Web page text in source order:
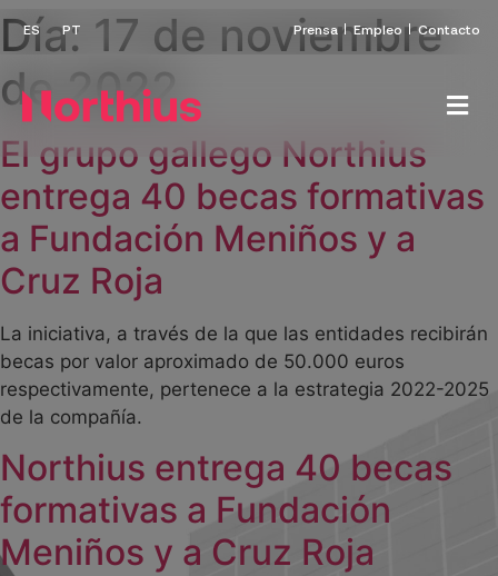
Prensa Empleo Contacto
Día: 17 de noviembre
de 2022
El grupo gallego Northius
entrega 40 becas formativas
a Fundación Meniños y a
Cruz Roja
La iniciativa, a través de la que las entidades recibirán
becas por valor aproximado de 50.000 euros
respectivamente, pertenece a la estrategia 2022-2025
de la compañía.
Northius entrega 40 becas
formativas a Fundación
Meniños y a Cruz Roja